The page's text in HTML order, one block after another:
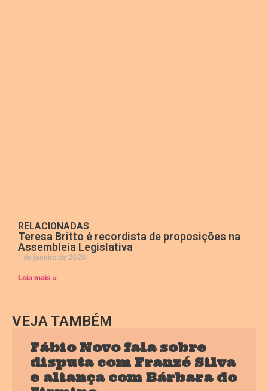
RELACIONADAS
Teresa Britto é recordista de proposições na
Assembleia Legislativa
1 de janeiro de 2020
Leia mais »
VEJA TAMBÉM
Fábio Novo fala sobre
disputa com Franzé Silva
e aliança com Bárbara do